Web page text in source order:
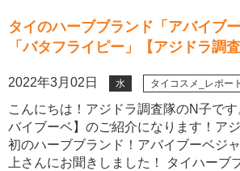
タイのハーブブランド「アバイブ
「バタフライピー」【アジドラ調
2022年3月02日 水 タイコスメ_レポート
こんにちは！アジドラ調査隊のN子で
バイブーベ】のご紹介になります！ア
初のハーブブランド！アバイブーベジ
上さんにお聞きしました！ タイハーブ